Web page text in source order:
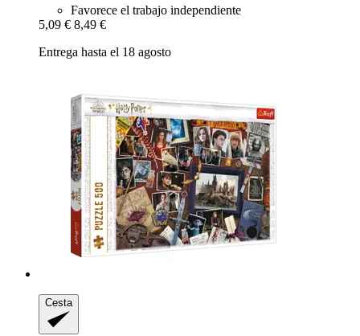
Favorece el trabajo independiente
5,09 € 8,49 €
Entrega hasta el 18 agosto
Cesta